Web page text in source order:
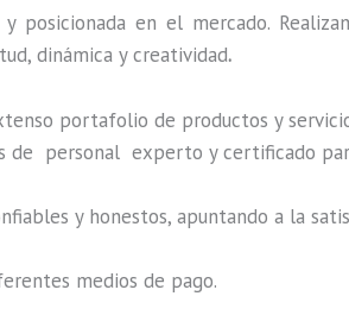
posicionada en el mercado.
dinámica y creatividad.
portafolio de productos y
de personal experto y certificado
y honestos, apuntando a la
medios de pago.